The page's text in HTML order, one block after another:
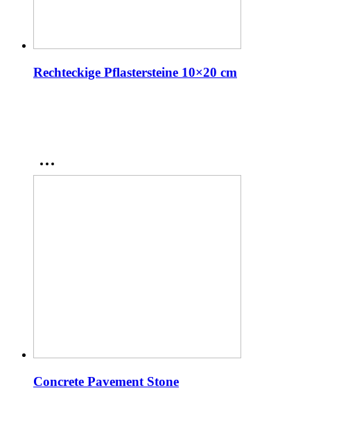
Rechteckige Pflastersteine 10×20 cm
Concrete Pavement Stone